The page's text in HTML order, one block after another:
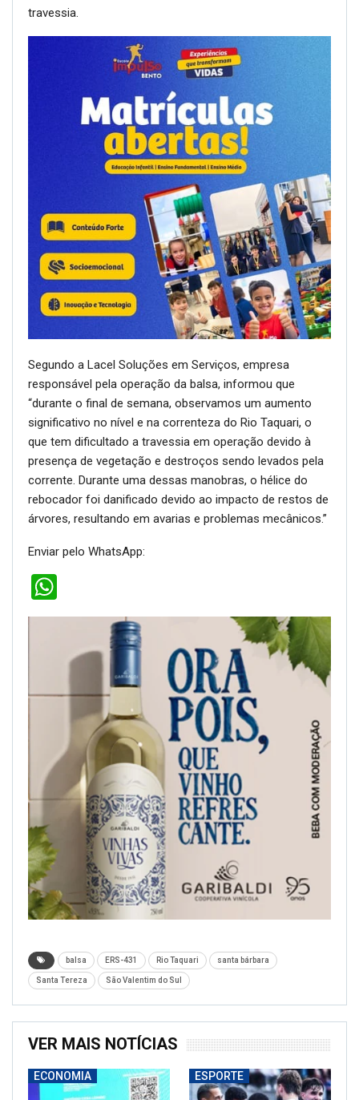
travessia.
Segundo a Lacel Soluções em Serviços, empresa
responsável pela operação da balsa, informou que
“durante o final de semana, observamos um aumento
significativo no nível e na correnteza do Rio Taquari, o
que tem dificultado a travessia em operação devido à
presença de vegetação e destroços sendo levados pela
corrente. Durante uma dessas manobras, o hélice do
rebocador foi danificado devido ao impacto de restos de
árvores, resultando em avarias e problemas mecânicos.”
Enviar pelo WhatsApp:
balsa ERS-431 Rio Taquari santa bárbara
Santa Tereza São Valentim do Sul
VER MAIS NOTÍCIAS
ECONOMIA ESPORTE